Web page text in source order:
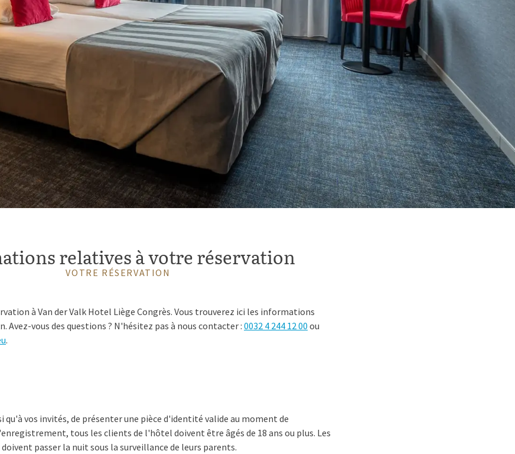
relatives à votre réservation
VOTRE RÉSERVATION
à Van der Valk Hotel Liège Congrès. Vous trouverez ici les informations
Avez-vous des questions ? N'hésitez pas à nous contacter : 0032 4 244 12 00 ou
.
qu'à vos invités, de présenter une pièce d'identité valide au moment de
tous les clients de l'hôtel doivent être âgés de 18 ans ou plus. Les
passer la nuit sous la surveillance de leurs parents.